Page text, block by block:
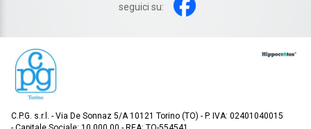
seguici su:
C.P.G. s.r.l. Via De Sonnaz 5/A 10121 Torino (TO)
P. IVA: 02401040015